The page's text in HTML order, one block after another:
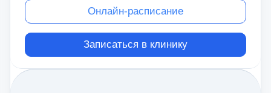
Онлайн-расписание
Записаться в клинику